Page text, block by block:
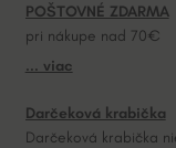
t
i
v
:
POŠTOVNÉ ZDARMA
pri nákupe nad 70€
... viac
Darčeková krabička
Darčeková krabička